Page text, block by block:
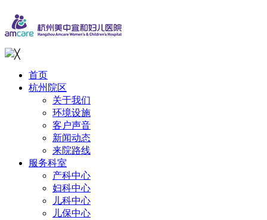
╳
首页
杭州院区
关于我们
环境设施
客户声音
新闻动态
来院路线
服务科室
产科中心
妇科中心
儿科中心
儿保中心